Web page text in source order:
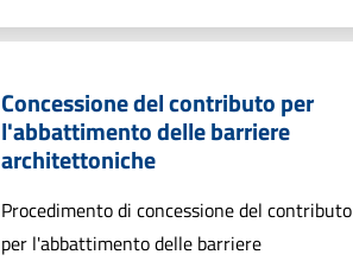
Concessione del contributo per
l'abbattimento delle barriere
architettoniche
Procedimento di concessione del contributo
per l'abbattimento delle barriere